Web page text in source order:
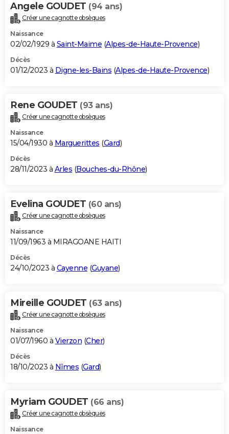
Angele GOUDET (94 ans)
Créer une cagnotte obsèques
Naissance
02/02/1929 à Saint-Maime (Alpes-de-Haute-Provence)
Décès
01/12/2023 à Digne-les-Bains (Alpes-de-Haute-Provence)
Rene GOUDET (93 ans)
Créer une cagnotte obsèques
Naissance
15/04/1930 à Marguerittes (Gard)
Décès
28/11/2023 à Arles (Bouches-du-Rhône)
Evelina GOUDET (60 ans)
Créer une cagnotte obsèques
Naissance
11/09/1963 à MIRAGOANE HAITI
Décès
24/10/2023 à Cayenne (Guyane)
Mireille GOUDET (63 ans)
Créer une cagnotte obsèques
Naissance
01/07/1960 à Vierzon (Cher)
Décès
18/10/2023 à Nîmes (Gard)
Myriam GOUDET (66 ans)
Créer une cagnotte obsèques
Naissance